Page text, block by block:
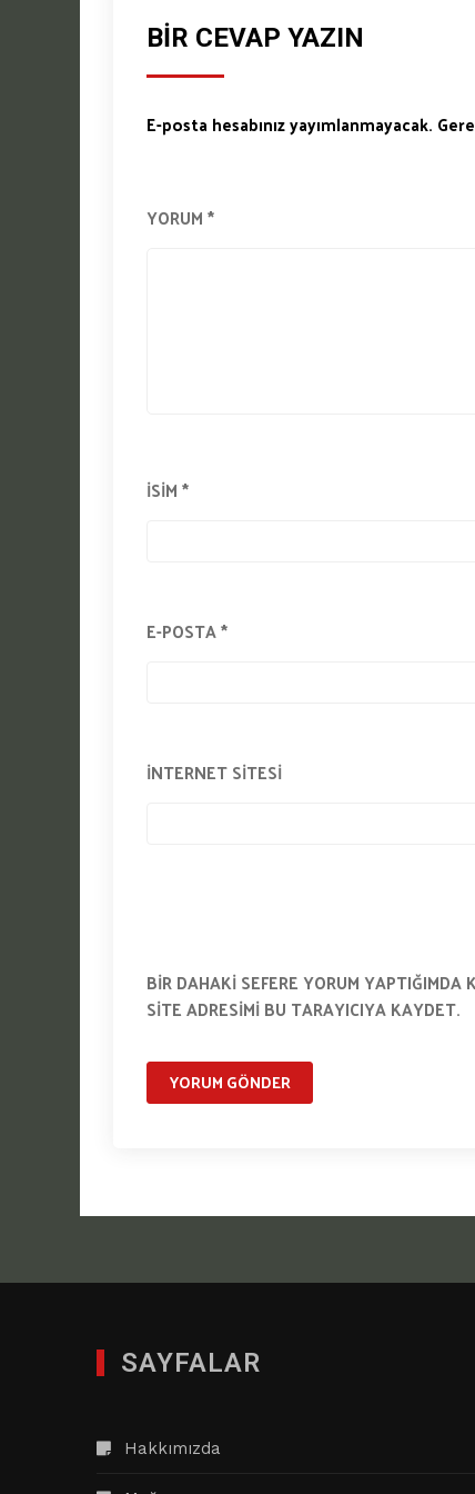
BIR CEVAP YAZIN
E-posta hesabınız yayımlanmayacak.
YORUM*
İSIM*
E-POSTA*
İNTERNET SITESI
BIR DAHAKI SEFERE YORUM
SITE ADRESIMI BU TARAYICIYA KAYDET.
SAYFALAR
Hakkımızda